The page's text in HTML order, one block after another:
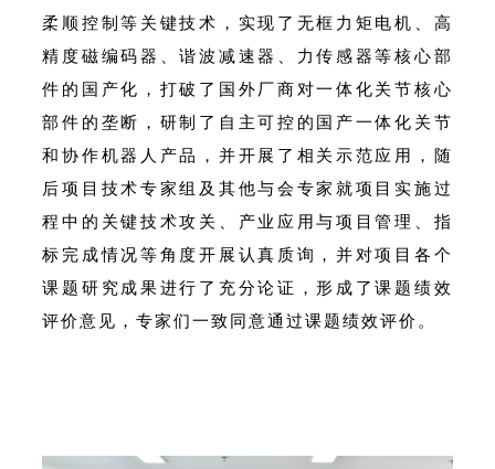
柔顺控制等关键技术，实现了无框力矩电机、高
精度磁编码器、谐波减速器、力传感器等核心部
件的国产化，打破了国外厂商对一体化关节核心
部件的垄断，研制了自主可控的国产一体化关节
和协作机器人产品，并开展了相关示范应用，随
后项目技术专家组及其他与会专家就项目实施过
程中的关键技术攻关、产业应用与项目管理、指
标完成情况等角度开展认真质询，并对项目各个
课题研究成果进行了充分论证，形成了课题绩效
评价意见，专家们一致同意通过课题绩效评价。